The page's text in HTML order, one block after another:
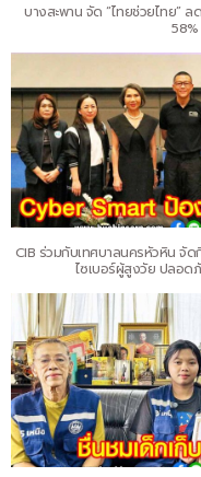
บางสะพาน จัด “ไทยช่วยไทย”
58%
CIB ร่วมกับเทศบาลนครหัวหิน จัด
ไซเบอร์ผู้สูงวัย ปลอด